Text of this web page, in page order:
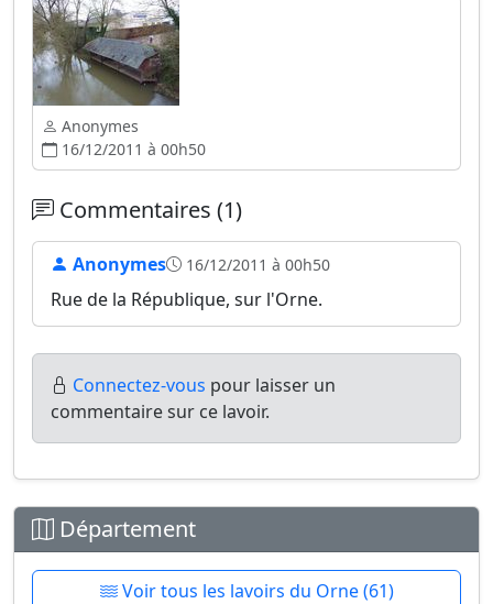
Anonymes
16/12/2011 à 00h50
Commentaires (1)
Anonymes 16/12/2011 à 00h50
Rue de la République, sur l'Orne.
Connectez-vous pour laisser un
commentaire sur ce lavoir.
Département
Voir tous les lavoirs du Orne (61)